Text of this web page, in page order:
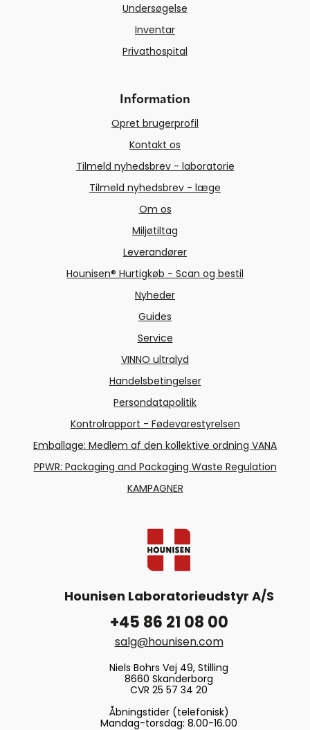
Undersøgelse
Inventar
Privathospital
Information
Opret brugerprofil
Kontakt os
Tilmeld nyhedsbrev - laboratorie
Tilmeld nyhedsbrev - læge
Om os
Miljøtiltag
Leverandører
Hounisen® Hurtigkøb - Scan og bestil
Nyheder
Guides
Service
VINNO ultralyd
Handelsbetingelser
Persondatapolitik
Kontrolrapport - Fødevarestyrelsen
Emballage: Medlem af den kollektive ordning VANA
PPWR: Packaging and Packaging Waste Regulation
KAMPAGNER
Hounisen Laboratorieudstyr A/S
+45 86 21 08 00
salg@hounisen.com
Niels Bohrs Vej 49, Stilling
8660 Skanderborg
CVR 25 57 34 20
Åbningstider (telefonisk)
Mandag-torsdag: 8.00-16.00